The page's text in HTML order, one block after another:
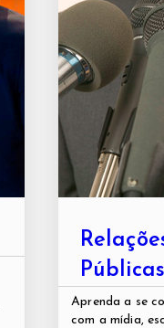
Aprenda a se
com a mídia,